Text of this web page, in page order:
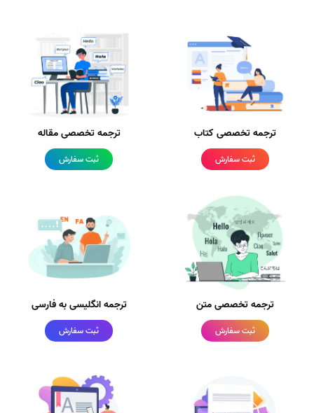
ترجمه تخصصی کتاب
ثبت سفارش
ترجمه تخصصی مقاله
ثبت سفارش
ترجمه تخصصی متن
ثبت سفارش
ترجمه انگلیسی به فارسی
ثبت سفارش